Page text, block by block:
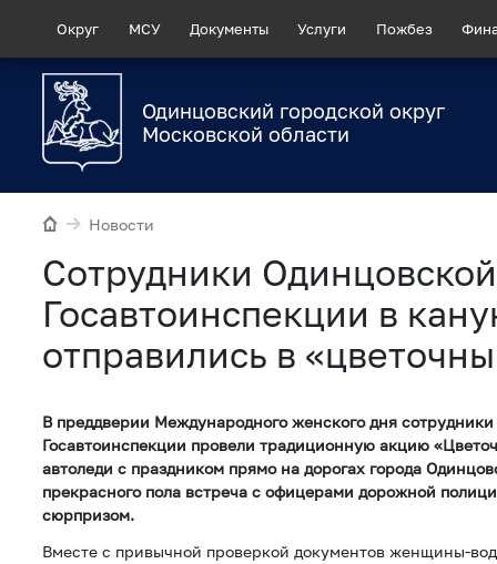
Округ МСУ Документы Услуги Пожбез
Одинцовский городской округ
Московской области
Новости
Сотрудники Одинцовской
Госавтоинспекции в
отправились в
В преддверии Международного женского дня
Госавтоинспекции провели традиционную акцию
автоледи с праздником прямо на дорогах города
прекрасного пола встреча с офицерами дорожной
сюрпризом.
Вместе с привычной проверкой документов женщины-